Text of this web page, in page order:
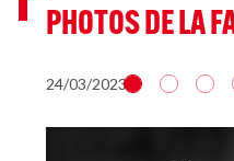
PHOTOS DE LA
24/03/2023